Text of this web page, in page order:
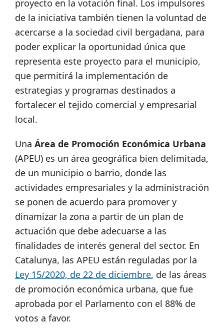
proyecto en la votación final. Los impulsores
de la iniciativa también tienen la voluntad de
acercarse a la sociedad civil bergadana, para
poder explicar la oportunidad única que
representa este proyecto para el municipio,
que permitirá la implementación de
estrategias y programas destinados a
fortalecer el tejido comercial y empresarial
local.
Una Área de Promoción Económica Urbana
(APEU) es un área geográfica bien delimitada,
de un municipio o barrio, donde las
actividades empresariales y la administración
se ponen de acuerdo para promover y
dinamizar la zona a partir de un plan de
actuación que debe adecuarse a las
finalidades de interés general del sector. En
Catalunya, las APEU están reguladas por la
Ley 15/2020, de 22 de diciembre, de las áreas
de promoción económica urbana, que fue
aprobada por el Parlamento con el 88% de
votos a favor.